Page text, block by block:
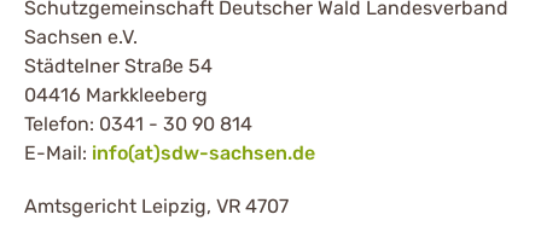
Schutzgemeinschaft Deutscher Wald Landesverband
Sachsen e.V.
Städtelner Straße 54
04416 Markkleeberg
Telefon: 0341 - 30 90 814
E-Mail: info(at)sdw-sachsen.de
Amtsgericht Leipzig, VR 4707